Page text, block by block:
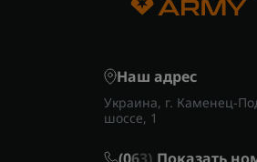
Наш адрес
Украина, г. Каменец-
шоссе, 1